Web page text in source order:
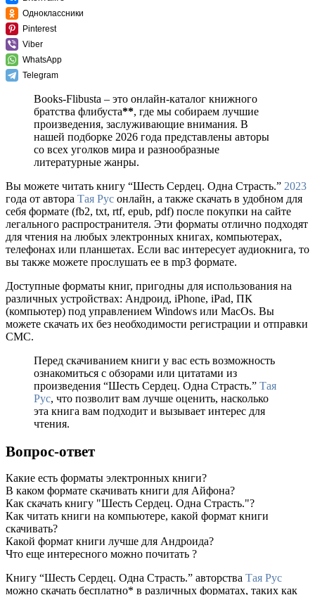
Одноклассники
Pinterest
Viber
WhatsApp
Telegram
Books-Flibusta – это онлайн-каталог книжного
братства флибуста**, где мы собираем лучшие
произведения, заслуживающие внимания. В
нашей подборке 2026 года представлены авторы
со всех уголков мира и разнообразные
литературные жанры.
Вы можете читать книгу “Шесть Сердец. Одна Страсть.” 2023
года от автора Тая Рус онлайн, а также скачать в удобном для
себя формате (fb2, txt, rtf, epub, pdf) после покупки на сайте
легального распространителя. Эти форматы отлично подходят
для чтения на любых электронных книгах, компьютерах,
телефонах или планшетах. Если вас интересует аудиокнига, то
вы также можете прослушать ее в mp3 формате.
Доступные форматы книг, пригодны для использования на
различных устройствах: Андроид, iPhone, iPad, ПК
(компьютер) под управлением Windows или MacOs. Вы
можете скачать их без необходимости регистрации и отправки
СМС.
Перед скачиванием книги у вас есть возможность
ознакомиться с обзорами или цитатами из
произведения “Шесть Сердец. Одна Страсть.” Тая
Рус, что позволит вам лучше оценить, насколько
эта книга вам подходит и вызывает интерес для
чтения.
Вопрос-ответ
Какие есть форматы электронных книги?
В каком формате скачивать книги для Айфона?
Как скачать книгу "Шесть Сердец. Одна Страсть."?
Как читать книги на компьютере, какой формат книги
скачивать?
Какой формат книги лучше для Андроида?
Что еще интересного можно почитать ?
Книгу “Шесть Сердец. Одна Страсть.” авторства Тая Рус
можно скачать бесплатно* в различных форматах, таких как